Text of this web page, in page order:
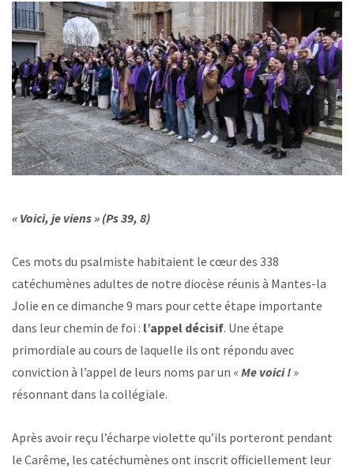
« Voici, je viens » (Ps 39, 8)
Ces mots du psalmiste habitaient le cœur des 338
catéchumènes adultes de notre diocèse réunis à Mantes-la
Jolie en ce dimanche 9 mars pour cette étape importante
dans leur chemin de foi : l’appel décisif. Une étape
primordiale au cours de laquelle ils ont répondu avec
conviction à l’appel de leurs noms par un « Me voici ! »
résonnant dans la collégiale.
Après avoir reçu l’écharpe violette qu’ils porteront pendant
le Carême, les catéchumènes ont inscrit officiellement leur